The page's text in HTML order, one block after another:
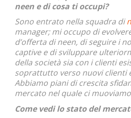
neen e di cosa ti occupi?
Sono entrato nella squadra di
manager; mi occupo di
d’offerta di neen, di seguire i
captive e di sviluppare
della società sia con i clienti
soprattutto verso nuovi clienti
Abbiamo piani di crescita
mercato nel quale ci
Come vedi lo stato del